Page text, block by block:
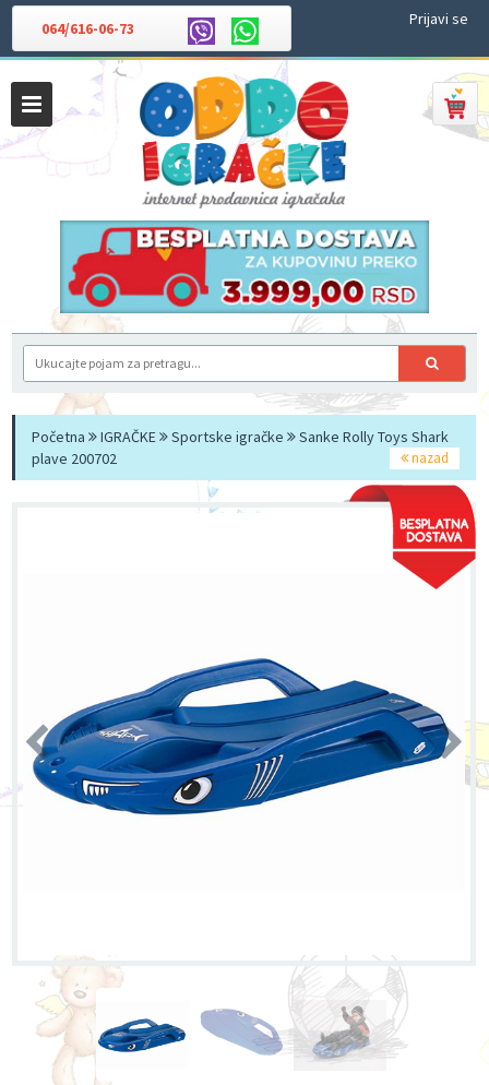
064/616-06-73 Prijavi se
Početna IGRAČKE Sportske igračke
Sanke Rolly Toys Shark
plave 200702
nazad